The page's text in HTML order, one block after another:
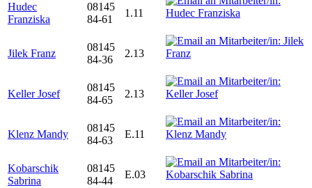
Hudec
Franziska
08145
84-61
1.11
Jilek Franz
08145
84-36
2.13
Keller Josef
08145
84-65
2.13
Klenz Mandy
08145
84-63
E.11
Kobarschik
Sabrina
08145
84-44
E.03